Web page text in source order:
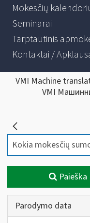
Mokesčių
Seminarai
Tarptautinis
Kontaktai /
VMI Machine
VMI
Paieška
Parodymo data